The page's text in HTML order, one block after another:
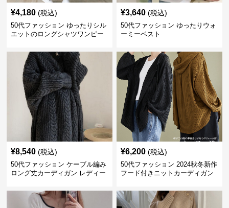
¥4,180 (税込)
50代ファッション ゆったりシル
エットのロングシャツワンピー
¥3,640 (税込)
50代ファッション ゆったりウォ
ーミーベスト
¥8,540 (税込)
50代ファッション ケーブル編み
ロング丈カーディガン レディー
¥6,200 (税込)
50代ファッション 2024秋冬新作
フード付きニットカーディガン